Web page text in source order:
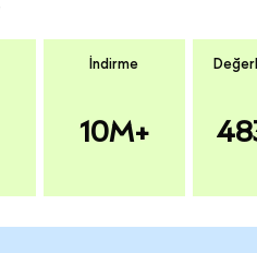
İndirme
10M+